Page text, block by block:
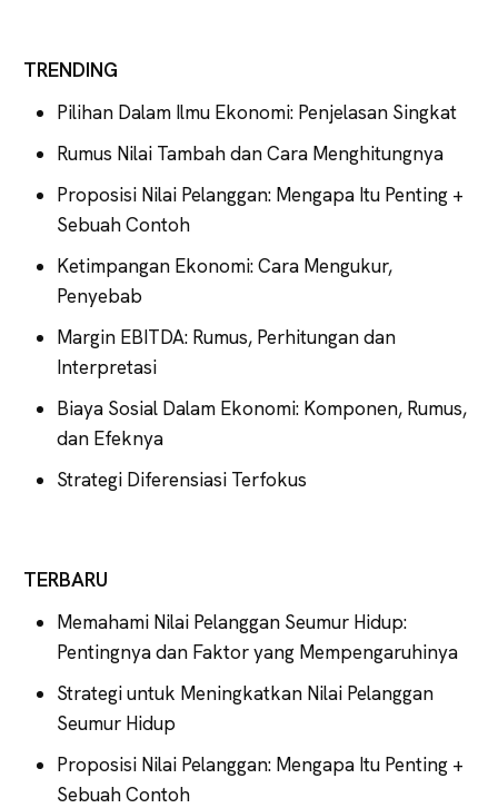
TRENDING
Pilihan Dalam Ilmu Ekonomi: Penjelasan Singkat
Rumus Nilai Tambah dan Cara Menghitungnya
Proposisi Nilai Pelanggan: Mengapa Itu Penting +
Sebuah Contoh
Ketimpangan Ekonomi: Cara Mengukur,
Penyebab
Margin EBITDA: Rumus, Perhitungan dan
Interpretasi
Biaya Sosial Dalam Ekonomi: Komponen, Rumus,
dan Efeknya
Strategi Diferensiasi Terfokus
TERBARU
Memahami Nilai Pelanggan Seumur Hidup:
Pentingnya dan Faktor yang Mempengaruhinya
Strategi untuk Meningkatkan Nilai Pelanggan
Seumur Hidup
Proposisi Nilai Pelanggan: Mengapa Itu Penting +
Sebuah Contoh